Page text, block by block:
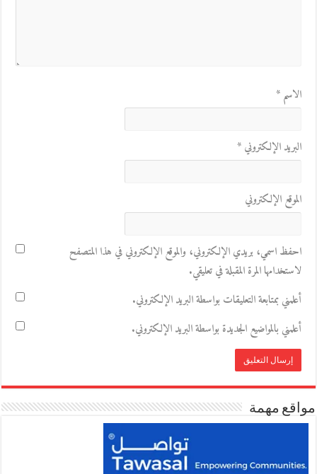
الاسم*
البريد الإلكتروني*
الموقع الإلكتروني
احفظ اسمي، بريدي الإلكتروني، والموقع الإلكتروني في هذا المتصفح
لاستخدامها المرة المقبلة في تعليقي.
أعلمني بمتابعة التعليقات بواسطة البريد الإلكتروني.
أعلمني بالمواضيع الجديدة بواسطة البريد الإلكتروني.
مواقع مهمة